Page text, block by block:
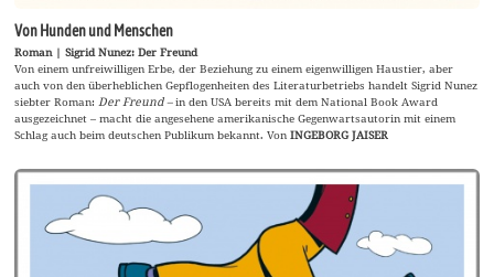
Von Hunden und Menschen
Roman | Sigrid Nunez: Der Freund
Von einem unfreiwilligen Erbe, der Beziehung zu einem eigenwilligen Haustier, aber
auch von den überheblichen Gepflogenheiten des Literaturbetriebs handelt Sigrid Nunez
siebter Roman:Der Freund –in den USA bereits mit dem National Book Award
ausgezeichnet – macht die angesehene amerikanische Gegenwartsautorin mit einem
Schlag auch beim deutschen Publikum bekannt. VonINGEBORG JAISER